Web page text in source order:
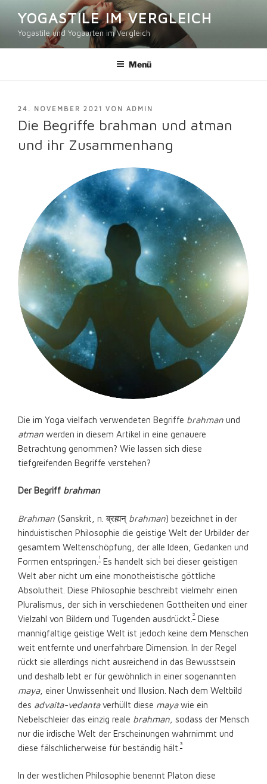
Inhalt
springen
YOGASTILE IM VERGLEICH
Yogastile und Yogaarten im Vergleich
Menü
VERÖFFENTLICHT
24. NOVEMBER 2021 VON ADMIN
Die Begriffe brahman und atman
und ihr Zusammenhang
Die im Yoga vielfach verwendeten Begriffe brahman und
atman werden in diesem Artikel in eine genauere
Betrachtung genommen? Wie lassen sich diese
tiefgreifenden Begriffe verstehen?
Der Begriff brahman
Brahman (Sanskrit, n. ब्रह्मन् brahman) bezeichnet in der
hinduistischen Philosophie die geistige Welt der Urbilder der
gesamtem Weltenschöpfung, der alle Ideen, Gedanken und
Formen entspringen. 1 Es handelt sich bei dieser geistigen
Welt aber nicht um eine monotheistische göttliche
Absolutheit. Diese Philosophie beschreibt vielmehr einen
Pluralismus, der sich in verschiedenen Gottheiten und einer
Vielzahl von Bildern und Tugenden ausdrückt. 2 Diese
mannigfaltige geistige Welt ist jedoch keine dem Menschen
weit entfernte und unerfahrbare Dimension. In der Regel
rückt sie allerdings nicht ausreichend in das Bewusstsein
und deshalb lebt er für gewöhnlich in einer sogenannten
maya, einer Unwissenheit und Illusion. Nach dem Weltbild
des advaita-vedantaverhüllt diese mayawie ein
Nebelschleier das einzig reale brahman, sodass der Mensch
nur die irdische Welt der Erscheinungen wahrnimmt und
diese fälschlicherweise für beständig hält. 3
In der westlichen Philosophie benennt Platon diese